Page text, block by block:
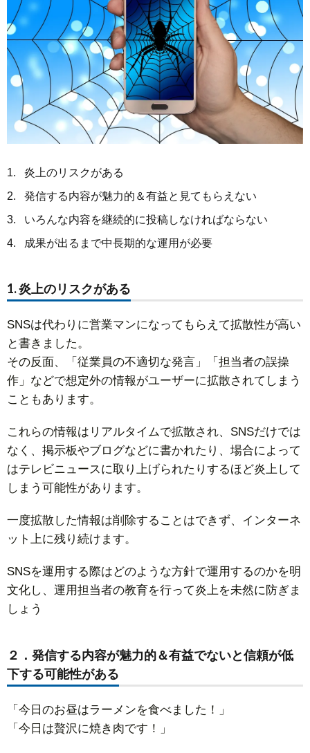
炎上のリスクがある
発信する内容が魅力的＆有益と見てもらえない
いろんな内容を継続的に投稿しなければならない
成果が出るまで中長期的な運用が必要
1. 炎上のリスクがある
SNSは代わりに営業マンになってもらえて拡散性が高い
と書きました。
その反面、「従業員の不適切な発言」「担当者の誤操
作」などで想定外の情報がユーザーに拡散されてしまう
こともあります。
これらの情報はリアルタイムで拡散され、SNSだけでは
なく、掲示板やブログなどに書かれたり、場合によって
はテレビニュースに取り上げられたりするほど炎上して
しまう可能性があります。
一度拡散した情報は削除することはできず、インターネ
ット上に残り続けます。
SNSを運用する際はどのような方針で運用するのかを明
文化し、運用担当者の教育を行って炎上を未然に防ぎま
しょう
２．発信する内容が魅力的＆有益でないと信頼が低
下する可能性がある
「今日のお昼はラーメンを食べました！」
「今日は贅沢に焼き肉です！」